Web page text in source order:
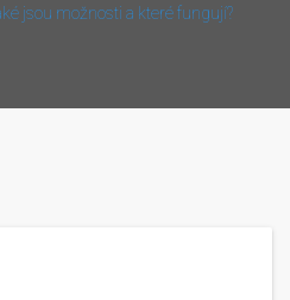
jsou možnosti a které fungují?